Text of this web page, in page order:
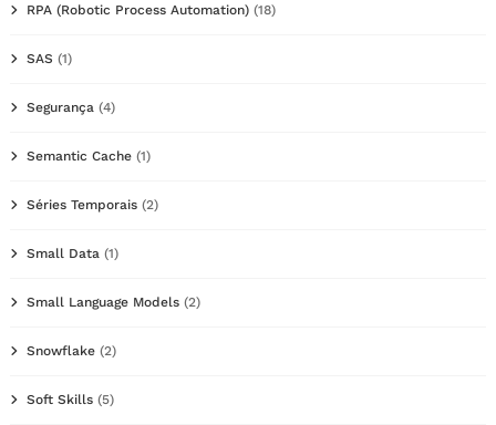
RPA (Robotic Process Automation) (18)
SAS (1)
Segurança (4)
Semantic Cache (1)
Séries Temporais (2)
Small Data (1)
Small Language Models (2)
Snowflake (2)
Soft Skills (5)